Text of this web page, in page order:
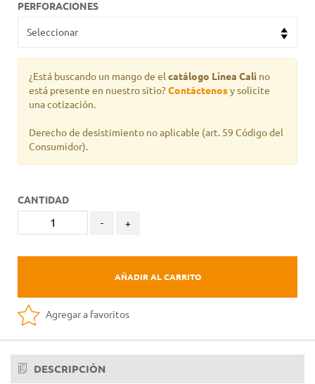
PERFORACIONES
¿Está buscando un mango de el catálogo Linea Calì no
está presente en nuestro sitio?Contáctenosy solicite
una cotización.
Derecho de desistimiento no aplicable (art. 59 Código del
Consumidor).
CANTIDAD
- +
AÑADIR AL CARRITO
Agregar a favoritos
DESCRIPCIÒN